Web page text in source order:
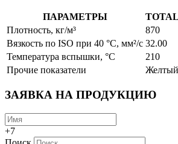
ПАРАМЕТРЫ
Плотность, кг/м³
870
Вязкость по ISO при 40 °C, мм²/с 32.00
Температура вспышки, °C
210
Прочие показатели
Желтый
ЗАЯВКА НА ПРОДУКЦИЮ
+7